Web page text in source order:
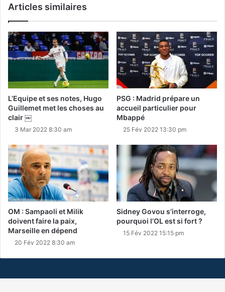
Articles similaires
L’Equipe et ses notes, Hugo
Guillemet met les choses au
clair ￼
3 Mar 2022 8:30 am
PSG : Madrid prépare un
accueil particulier pour
Mbappé
25 Fév 2022 13:30 pm
OM : Sampaoli et Milik
doivent faire la paix,
Marseille en dépend
20 Fév 2022 8:30 am
Sidney Govou s’interroge,
pourquoi l’OL est si fort ?
15 Fév 2022 15:15 pm